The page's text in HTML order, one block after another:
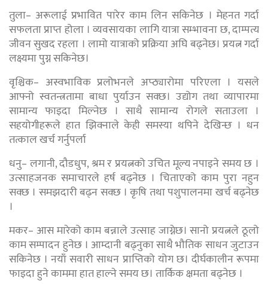
तुला– अरूलाई प्रभावित पारेर काम लिन सकिनेछ । मेहनत गर्दा
सफलता प्राप्त होला । व्यवसायका लागि यात्रा सम्भावना छ, दाम्पत्य
जीवन सुखद रहला । लामो यात्राको प्रक्रिया अघि बढ्नेछ। प्रयत्न गर्दा
लक्ष्यमा पुग्न सकिनेछ।
वृश्चिक– अस्वभाविक प्रलोभनले अप्ठ्यारोमा परिएला । यसले
आफ्नो स्वतन्त्रतामा बाधा पुर्याउन सक्छ। उद्योग तथा व्यापारमा
सामान्य फाइदा मिल्नेछ । साथै सामान्य रोगले सताउला ।
सहयोगीहरूले हात झिक्नाले केही समस्या थपिने देखिन्छ । धन
तत्काल खर्च गर्नुपर्ला
धनु– लगानी, दौडधुप, श्रम र प्रयत्नको उचित मूल्य नपाइने समय छ ।
उत्साहजनक समाचारले हर्ष बढ्नेछ । चिताएको काम पुरा नहुन
सक्छ । समझदारी बढ्न सक्छ । कृषि तथा पशुपालनमा खर्च बढ्नेछ
।
मकर– आस मारेको काम बन्नाले उत्साह जाग्नेछ। सानो प्रयत्नले ठूलो
काम सम्पादन हुनेछ । आम्दानी बढ्नुका साथै भौतिक साधन जुटाउन
सकिनेछ । नयाँ सवारी साधन प्राप्तिको योग छ। दीर्घकालीन रूपमा
फाइदा हुने काममा हात हाल्ने समय छ। तार्किक क्षमता बढ्नेछ ।